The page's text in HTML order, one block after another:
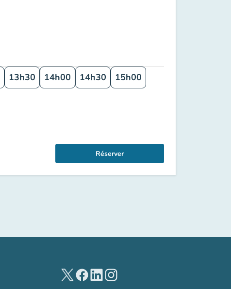
13h30 14h00 14h30
15h00
Réserver
(nouvel onglet)
(nouvel onglet)
(nouvel onglet)